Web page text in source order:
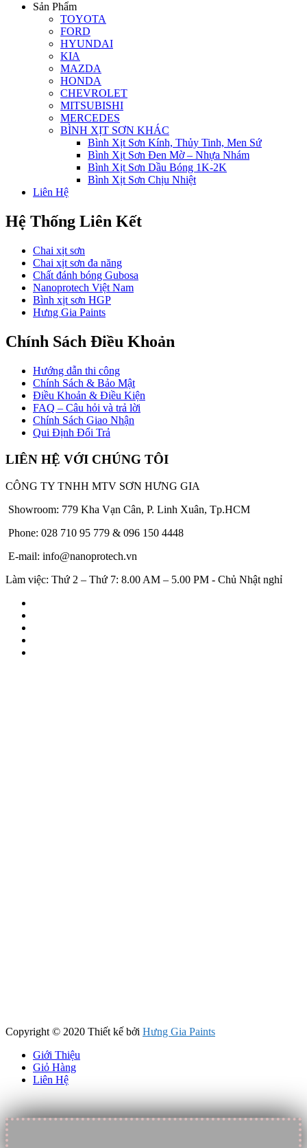
Sản Phẩm
TOYOTA
FORD
HYUNDAI
KIA
MAZDA
HONDA
CHEVROLET
MITSUBISHI
MERCEDES
BÌNH XỊT SƠN KHÁC
Bình Xịt Sơn Kính, Thủy Tinh, Men Sứ
Bình Xịt Sơn Đen Mờ – Nhựa Nhám
Bình Xịt Sơn Dầu Bóng 1K-2K
Bình Xịt Sơn Chịu Nhiệt
Liên Hệ
Hệ Thống Liên Kết
Chai xịt sơn
Chai xịt sơn đa năng
Chất đánh bóng Gubosa
Nanoprotech Việt Nam
Bình xịt sơn HGP
Hưng Gia Paints
Chính Sách Điều Khoản
Hướng dẫn thi công
Chính Sách & Bảo Mật
Điều Khoản & Điều Kiện
FAQ – Câu hỏi và trả lời
Chính Sách Giao Nhận
Qui Định Đổi Trả
LIÊN HỆ VỚI CHÚNG TÔI
CÔNG TY TNHH MTV SƠN HƯNG GIA
Showroom: 779 Kha Vạn Cân, P. Linh Xuân, Tp.HCM
Phone: 028 710 95 779 & 096 150 4448
E-mail: info@nanoprotech.vn
Làm việc: Thứ 2 – Thứ 7: 8.00 AM – 5.00 PM - Chủ Nhật nghỉ
Copyright © 2020 Thiết kế bởi Hưng Gia Paints
Giới Thiệu
Giỏ Hàng
Liên Hệ